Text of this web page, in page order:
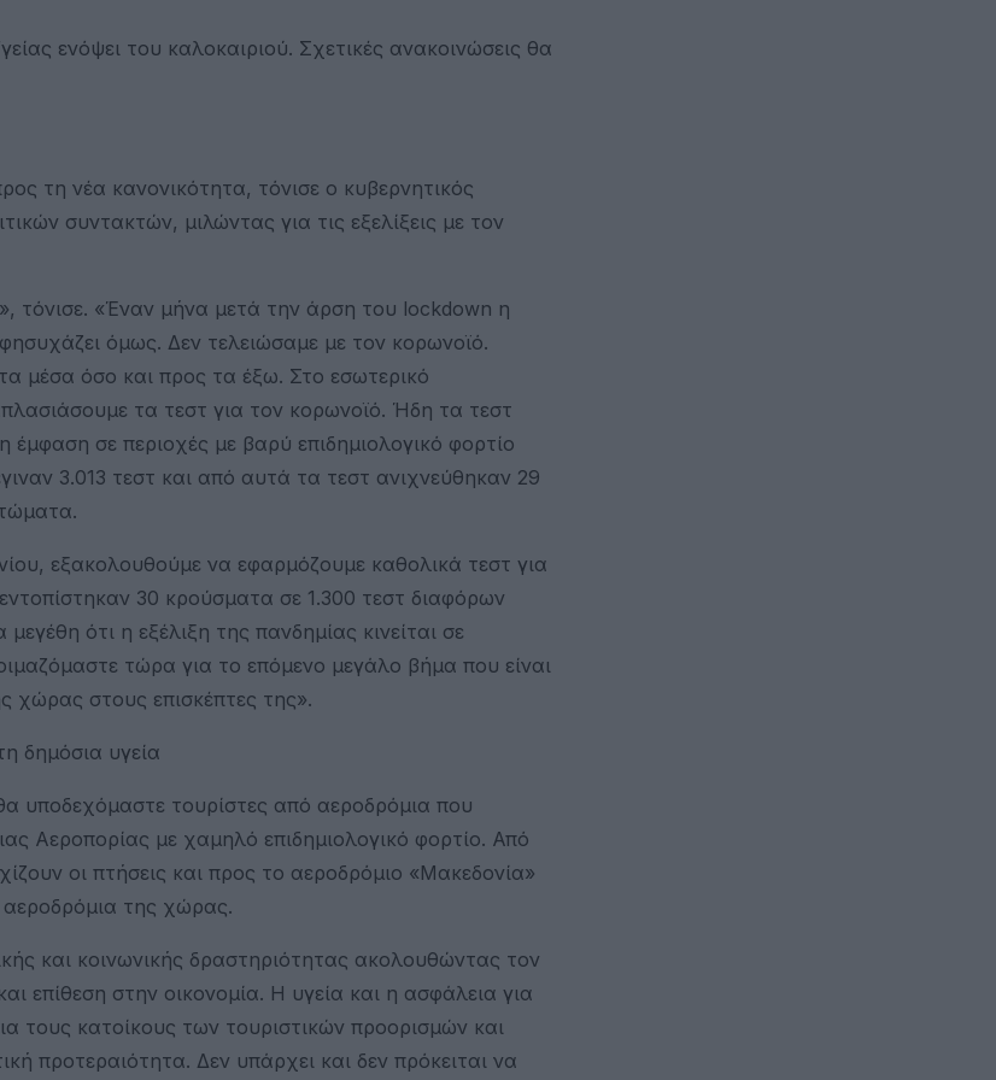
ενόψει του καλοκαιριού. Σχετικές ανακοινώσεις θα
τη νέα κανονικότητα, τόνισε ο κυβερνητικός
συντακτών, μιλώντας για τις εξελίξεις με τον
«Έναν μήνα μετά την άρση του lockdown η
όμως. Δεν τελειώσαμε με τον κορωνοϊό.
μέσα όσο και προς τα έξω. Στο εσωτερικό
τα τεστ για τον κορωνοϊό. Ήδη τα τεστ
έμφαση σε περιοχές με βαρύ επιδημιολογικό φορτίο
3.013 τεστ και από αυτά τα τεστ ανιχνεύθηκαν 29
εξακολουθούμε να εφαρμόζουμε καθολικά τεστ για
30 κρούσματα σε 1.300 τεστ διαφόρων
ότι η εξέλιξη της πανδημίας κινείται σε
τώρα για το επόμενο μεγάλο βήμα που είναι
στους επισκέπτες της».
δημόσια υγεία
υποδεχόμαστε τουρίστες από αεροδρόμια που
Αεροπορίας με χαμηλό επιδημιολογικό φορτίο. Από
οι πτήσεις και προς το αεροδρόμιο «Μακεδονία»
της χώρας.
και κοινωνικής δραστηριότητας ακολουθώντας τον
επίθεση στην οικονομία. Η υγεία και η ασφάλεια για
τους κατοίκους των τουριστικών προορισμών και
προτεραιότητα. Δεν υπάρχει και δεν πρόκειται να